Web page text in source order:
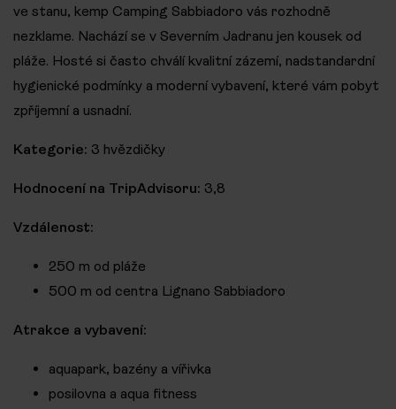
ve stanu, kemp Camping Sabbiadoro vás rozhodně
nezklame. Nachází se v Severním Jadranu jen kousek od
pláže. Hosté si často chválí kvalitní zázemí, nadstandardní
hygienické podmínky a moderní vybavení, které vám pobyt
zpříjemní a usnadní.
Kategorie: 3 hvězdičky
Hodnocení na TripAdvisoru: 3,8
Vzdálenost:
250 m od pláže
500 m od centra Lignano Sabbiadoro
Atrakce a vybavení:
aquapark, bazény a vířivka
posilovna a aqua fitness